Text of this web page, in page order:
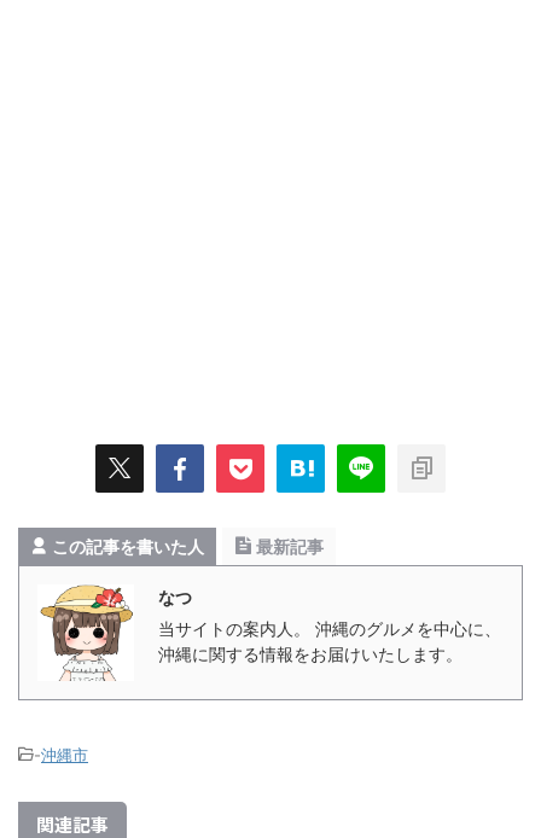
この記事を書いた人 最新記事
なつ
当サイトの案内人。 沖縄のグルメを中心に、
沖縄に関する情報をお届けいたします。
-沖縄市
関連記事